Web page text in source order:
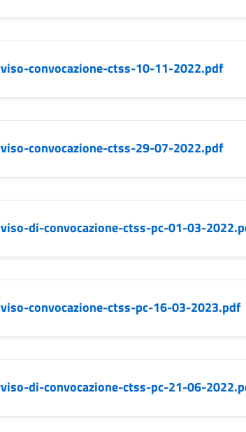
convocazione-ctss-10-11-2022.pdf
convocazione-ctss-29-07-2022.pdf
di-convocazione-ctss-pc-01-03-
convocazione-ctss-pc-16-03-2023.pdf
di-convocazione-ctss-pc-21-06-